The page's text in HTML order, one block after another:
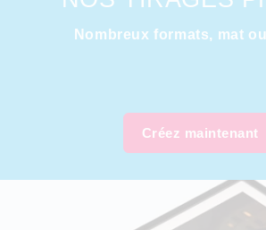
Nombreux formats, mat
Créez maintenant